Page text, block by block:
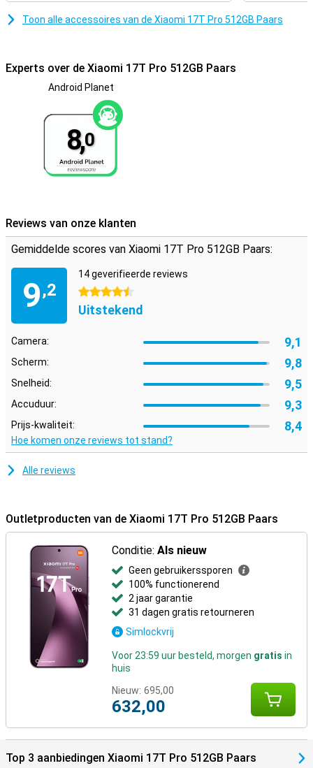
Toon alle accessoires van de Xiaomi 17T Pro 512GB Paars
Experts over de Xiaomi 17T Pro 512GB Paars
Android Planet
8,0
Reviews van onze klanten
Gemiddelde scores van Xiaomi 17T Pro 512GB Paars:
9,2
14 geverifieerde reviews
4.5 sterren
Uitstekend
Camera: 9,1
Scherm: 9,8
Snelheid: 9,5
Accuduur: 9,3
Prijs-kwaliteit: 8,4
Hoe komen onze reviews tot stand?
Alle reviews
Outletproducten van de Xiaomi 17T Pro 512GB Paars
Conditie:Als nieuw
Geen gebruikerssporen
100% functionerend
2 jaar garantie
31 dagen gratis retourneren
Simlockvrij
Voor 23:59 uur besteld, morgen gratis in
huis
Nieuw: 695,00
632,00
Top 3 aanbiedingen Xiaomi 17T Pro 512GB Paars